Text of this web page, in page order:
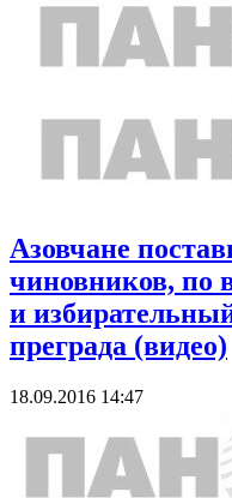
Азовчане
чиновников, по
и
преграда (видео)
18.09.2016 14:47